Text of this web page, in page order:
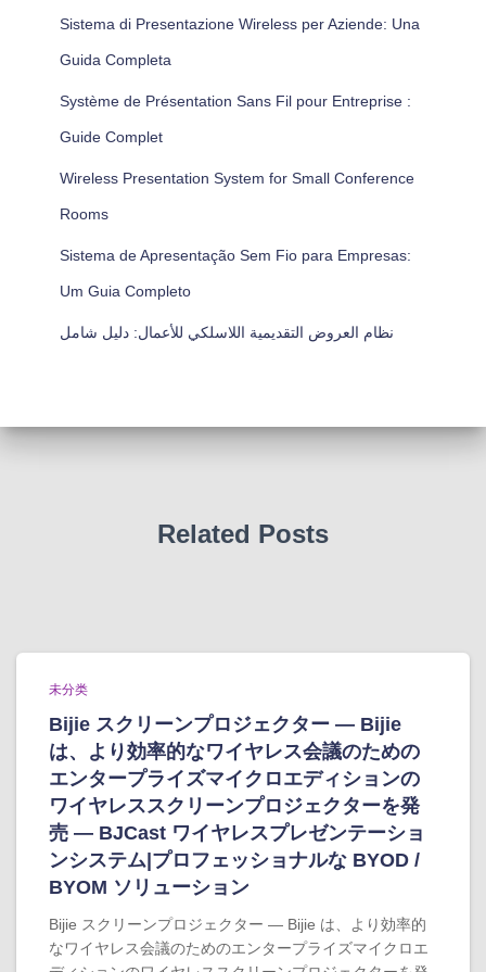
Sistema di Presentazione Wireless per Aziende: Una
Guida Completa
Système de Présentation Sans Fil pour Entreprise :
Guide Complet
Wireless Presentation System for Small Conference
Rooms
Sistema de Apresentação Sem Fio para Empresas:
Um Guia Completo
نظام العروض التقديمية اللاسلكي للأعمال: دليل شامل
Related Posts
未分类
Bijie スクリーンプロジェクター — Bijie
は、より効率的なワイヤレス会議のための
エンタープライズマイクロエディションの
ワイヤレススクリーンプロジェクターを発
売 — BJCast ワイヤレスプレゼンテーショ
ンシステム|プロフェッショナルな BYOD /
BYOM ソリューション
Bijie スクリーンプロジェクター — Bijie は、より効率的
なワイヤレス会議のためのエンタープライズマイクロエ